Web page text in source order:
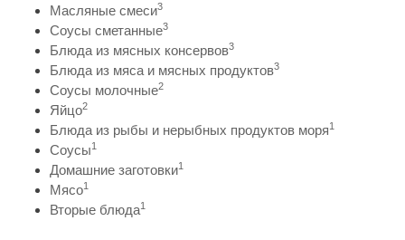
Масляные смеси3
Соусы сметанные3
Блюда из мясных консервов3
Блюда из мяса и мясных продуктов3
Соусы молочные2
Яйцо2
Блюда из рыбы и нерыбных продуктов моря1
Соусы1
Домашние заготовки1
Мясо1
Вторые блюда1